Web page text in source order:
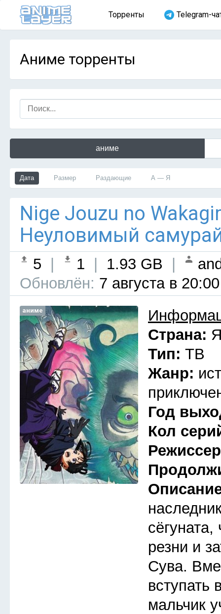
Торренты Telegram-
Аниме торренты
аниме
Дата Размер Раздающие А — Я
Nige Jouzu no
Неуловимый
5 1 1.93 GB
Обновлён: 7 августа в 20:00
аниме
Страна:
Тип: ТВ
Жанр:
Год
Кол
резни и
Сува.
вступать
мальчик